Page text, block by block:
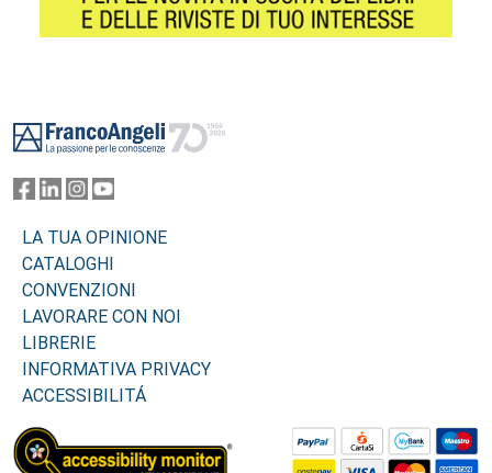
LA TUA OPINIONE
CATALOGHI
CONVENZIONI
LAVORARE CON NOI
LIBRERIE
INFORMATIVA PRIVACY
ACCESSIBILITÁ